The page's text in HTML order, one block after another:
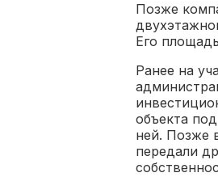
Позже
Его
Ранее на
объекта
ней. Позже
передали